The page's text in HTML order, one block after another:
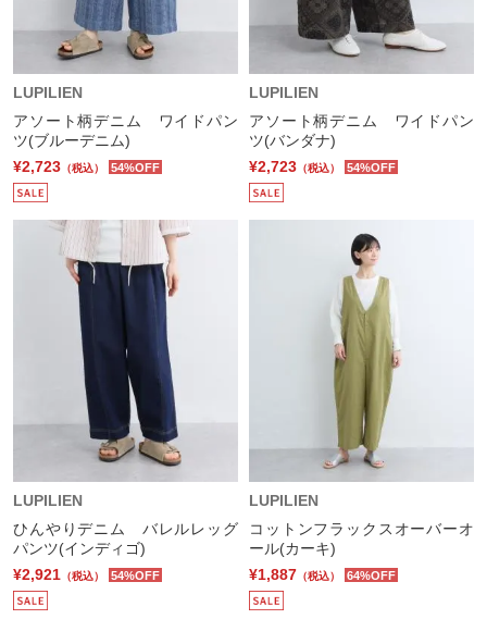
LUPILIEN
アソート柄デニム ワイドパン
ツ(ブルーデニム)
¥2,723 （税込） 54%OFF
LUPILIEN
アソート柄デニム ワイドパン
ツ(バンダナ)
¥2,723 （税込） 54%OFF
LUPILIEN
ひんやりデニム バレルレッグ
パンツ(インディゴ)
¥2,921 （税込） 54%OFF
LUPILIEN
コットンフラックスオーバーオ
ール(カーキ)
¥1,887 （税込） 64%OFF